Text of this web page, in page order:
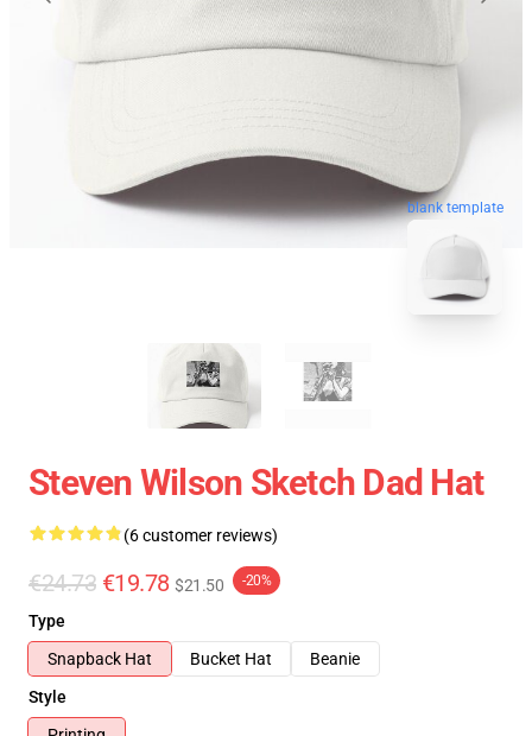
blank template
Steven Wilson Sketch Dad Hat
(6 customer reviews)
€24.73 €19.78 $21.50 -20%
Type
Snapback Hat
Bucket Hat
Beanie
Style